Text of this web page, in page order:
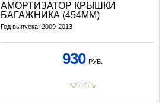
АМОРТИЗАТОР КРЫШКИ
БАГАЖНИКА (454ММ)
Год выпуска: 2009-2013
930 РУБ.
КУПИТЬ